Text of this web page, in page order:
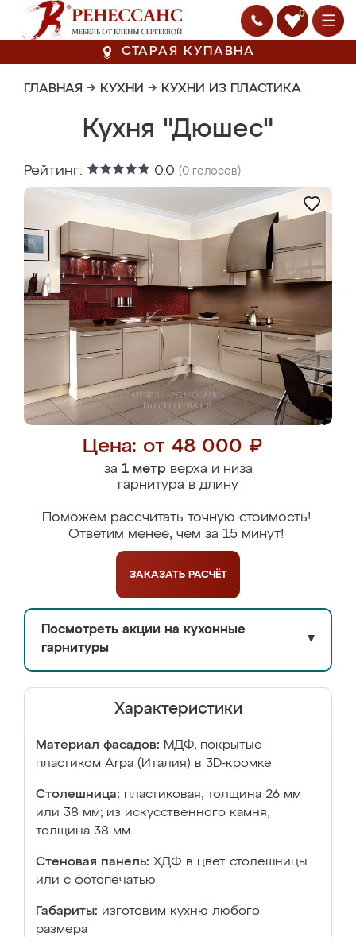
0
СТАРАЯ КУПАВНА
ГЛАВНАЯ → КУХНИ → КУХНИ ИЗ ПЛАСТИКА
Кухня "Дюшес"
Рейтинг: 0.0 (0 голосов)
Цена: от 48 000 ₽
за 1 метрверха и низа
гарнитура в длину
Поможем рассчитать точную стоимость!
Ответим менее, чем за 15 минут!
ЗАКАЗАТЬ РАСЧЁТ
Посмотреть акции на кухонные
гарнитуры
▼
Характеристики
Материал фасадов: МДФ, покрытые
пластиком Arpa (Италия) в 3D-кромке
Столешница: пластиковая, толщина 26 мм
или 38 мм; из искусственного камня,
толщина 38 мм
Стеновая панель: ХДФ в цвет столешницы
или с фотопечатью
Габариты: изготовим кухню любого
размера